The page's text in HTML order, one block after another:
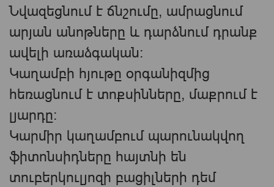
Նվազեցնում է ճնշումը, ամրացնում
արյան անոթները և դարձնում դրանք
ավելի առաձգական։
Կաղամբի հյութը օրգանիզմից
հեռացնում է տոքսինները, մաքրում է
լյարդը։
Կարմիր կաղամբում պարունակվող
ֆիտոնսիդները հայտնի են
տուբերկուլյոզի բացիլների դեմ